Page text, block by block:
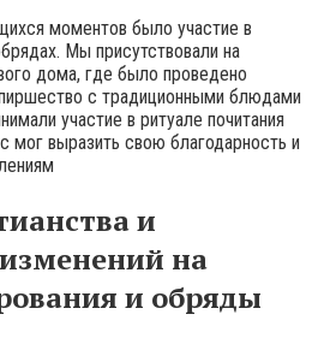
моментов было участие в
Мы присутствовали на
дома, где было проведено
с традиционными блюдами
участие в ритуале почитания
мог выразить свою благодарность и
и
на
и обряды